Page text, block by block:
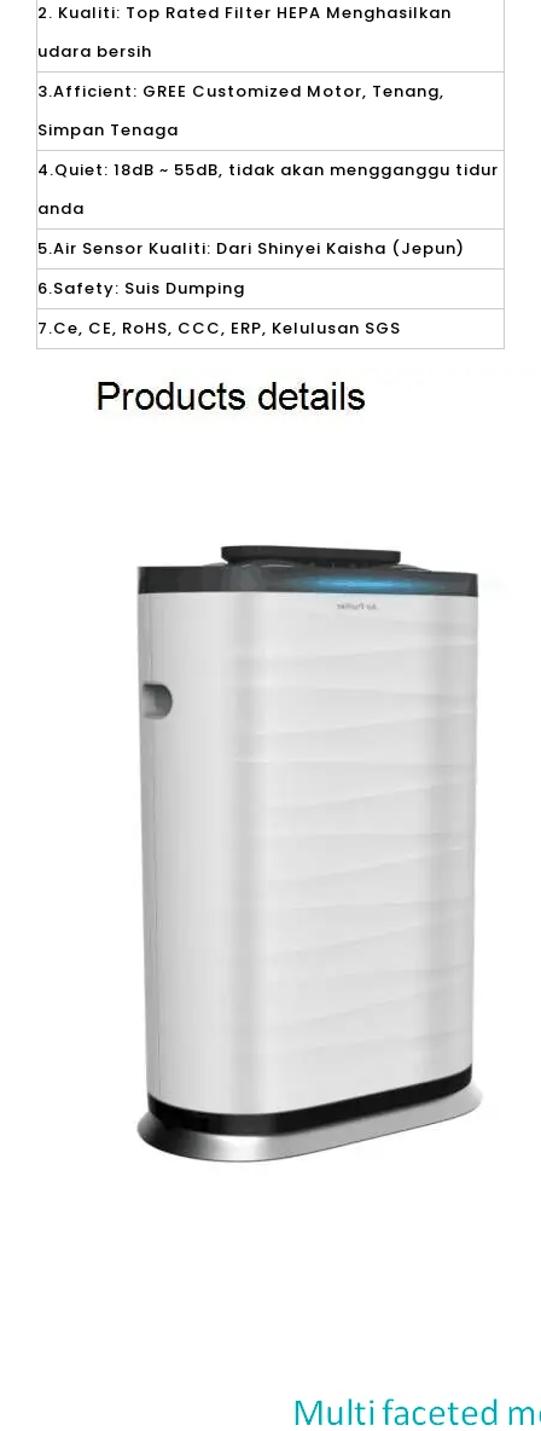
2. Kualiti: Top Rated Filter HEPA Menghasilkan
udara bersih
3.Afficient: GREE Customized Motor, Tenang,
Simpan Tenaga
4.Quiet: 18dB ~ 55dB, tidak akan mengganggu tidur
anda
5.Air Sensor Kualiti: Dari Shinyei Kaisha (Jepun)
6.Safety: Suis Dumping
7.Ce, CE, RoHS, CCC, ERP, Kelulusan SGS